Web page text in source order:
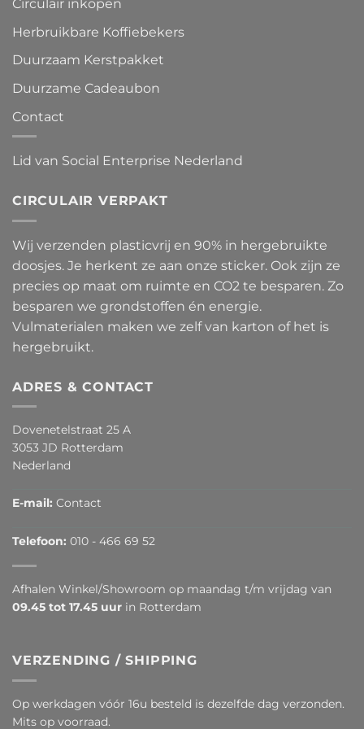
Circulair inkopen
Herbruikbare Koffiebekers
Duurzaam Kerstpakket
Duurzame Cadeaubon
Contact
Lid van Social Enterprise Nederland
CIRCULAIR VERPAKT
Wij verzenden plasticvrij en 90% in hergebruikte
doosjes. Je herkent ze aan onze sticker. Ook zijn ze
precies op maat om ruimte en CO2 te besparen. Zo
besparen we grondstoffen én energie.
Vulmaterialen maken we zelf van karton of het is
hergebruikt.
ADRES & CONTACT
Dovenetelstraat 25 A
3053 JD Rotterdam
Nederland
E-mail: Contact
Telefoon: 010 - 466 69 52
Afhalen Winkel/Showroom op maandag t/m vrijdag van
09.45 tot 17.45 uur in Rotterdam
VERZENDING / SHIPPING
Op werkdagen vóór 16u besteld is dezelfde dag verzonden.
Mits op voorraad.